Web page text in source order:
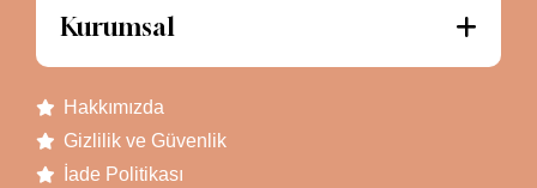
Kurumsal
Hakkımızda
Gizlilik ve Güvenlik
İade Politikası